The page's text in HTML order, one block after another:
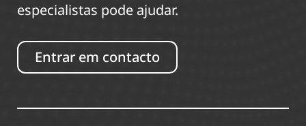
especialistas pode ajudar.
Entrar em contacto